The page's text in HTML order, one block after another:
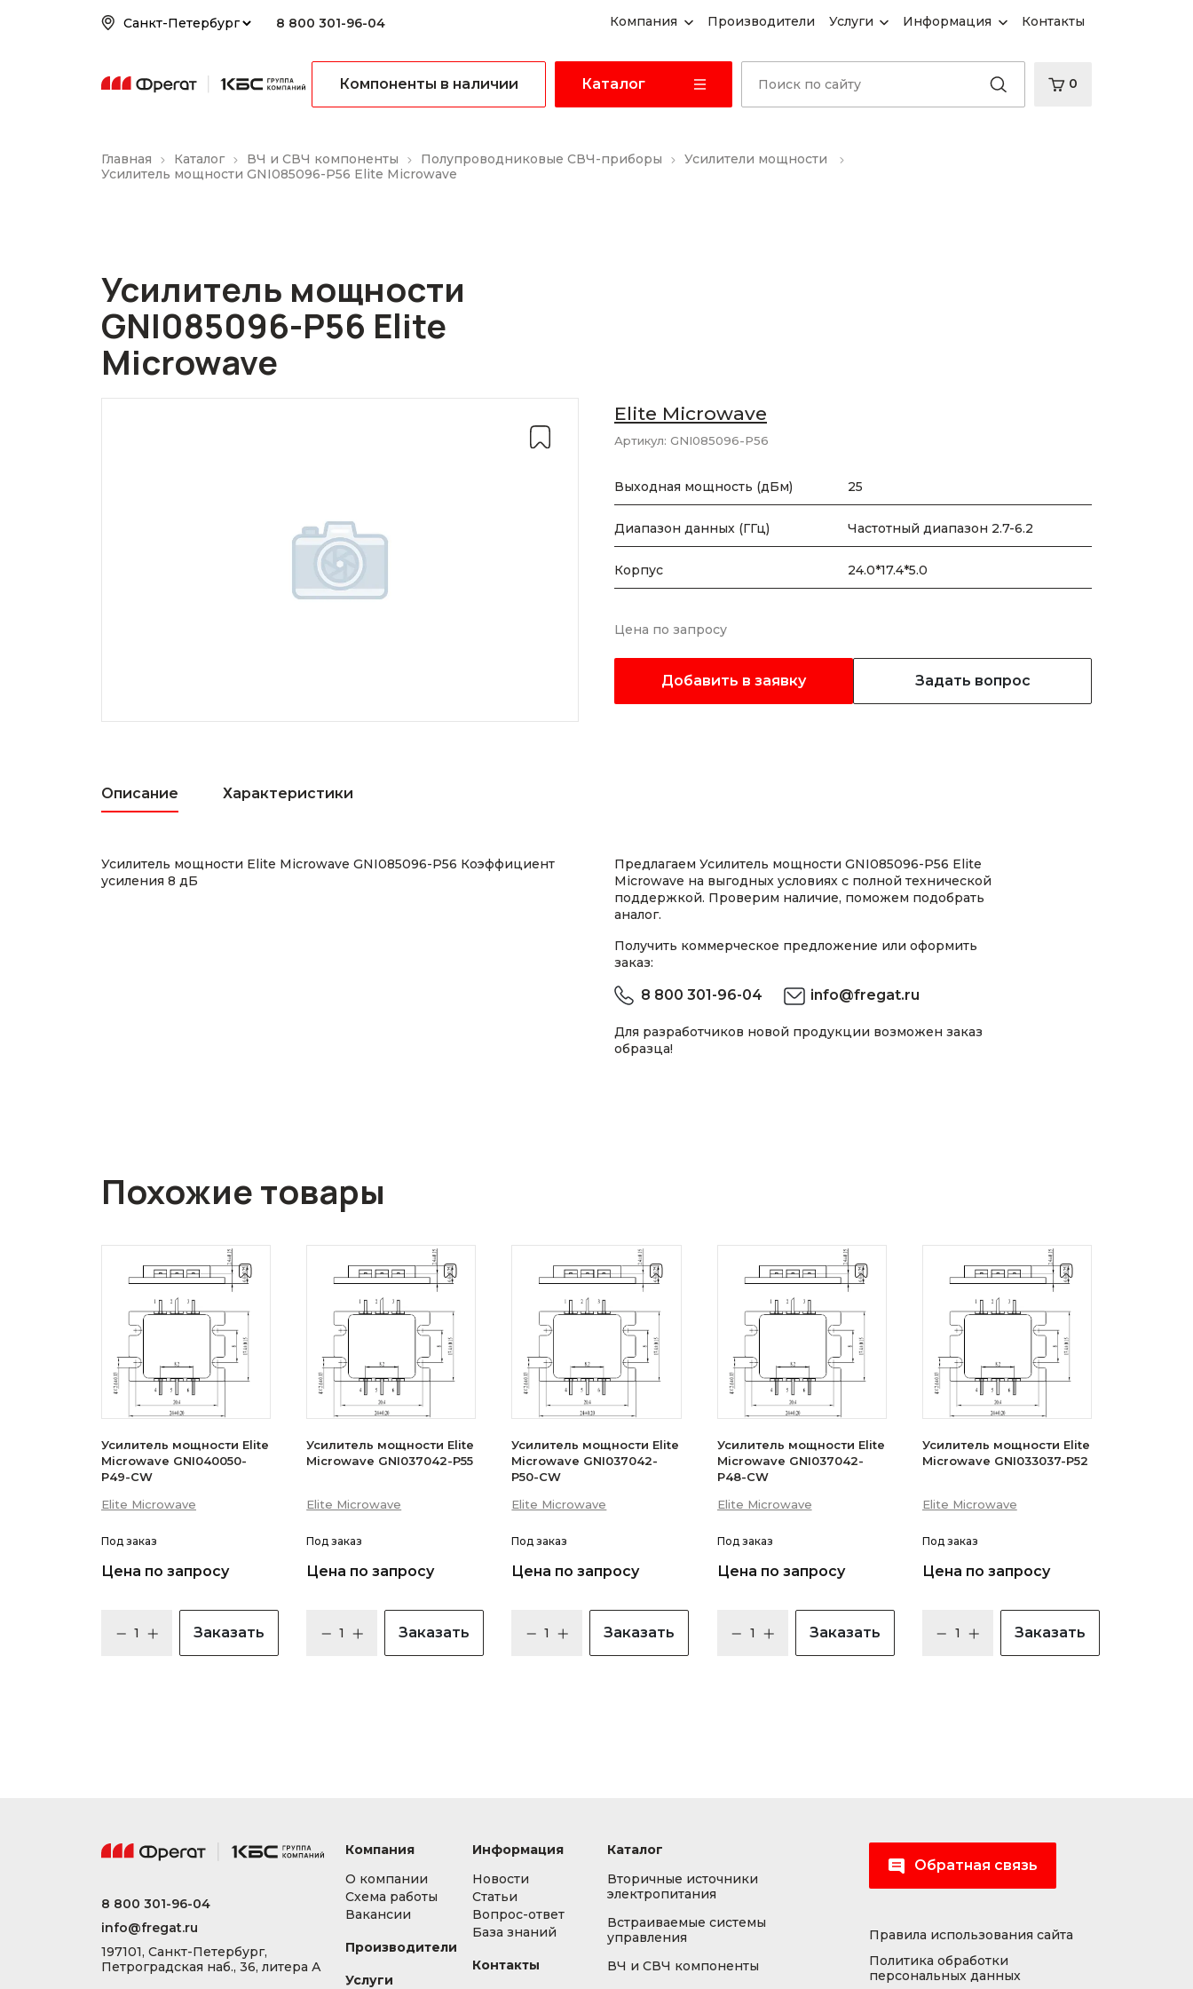
8 800 301-96-04 Компания Производители Услуги Информация Контакты
Компоненты в наличии Каталог 0
Главная Каталог ВЧ и СВЧ компоненты Полупроводниковые СВЧ-приборы
Усилители мощности
Усилитель мощности GNI085096-P56 Elite Microwave
Усилитель мощности
GNI085096-P56 Elite
Microwave
Elite Microwave
Артикул: GNI085096-P56
Выходная мощность (дБм) 25
Диапазон данных (ГГц) Частотный диапазон 2.7-6.2
Корпус 24.0*17.4*5.0
Цена по запросу
Добавить в заявку Задать вопрос
Описание Характеристики
Усилитель мощности Elite Microwave GNI085096-P56 Коэффициент
усиления 8 дБ
Предлагаем Усилитель мощности GNI085096-P56 Elite
Microwave на выгодных условиях с полной технической
поддержкой. Проверим наличие, поможем подобрать
аналог.
Получить коммерческое предложение или оформить
заказ:
8 800 301-96-04 info@fregat.ru
Для разработчиков новой продукции возможен заказ
образца!
Похожие товары
Усилитель мощности Elite
Microwave GNI040050-
P49-CW
Elite Microwave
Под заказ
Цена по запросу
Заказать
Усилитель мощности Elite
Microwave GNI037042-P55
Elite Microwave
Под заказ
Цена по запросу
Заказать
Усилитель мощности Elite
Microwave GNI037042-
P50-CW
Elite Microwave
Под заказ
Цена по запросу
Заказать
Усилитель мощности Elite
Microwave GNI037042-
P48-CW
Elite Microwave
Под заказ
Цена по запросу
Заказать
Усилитель мощности Elite
Microwave GNI033037-P52
Elite Microwave
Под заказ
Цена по запросу
Заказать
8 800 301-96-04
info@fregat.ru
197101, Санкт-Петербург,
Петроградская наб., 36, литера А
Компания
О компании
Схема работы
Вакансии
Производители
Услуги
Информация
Новости
Статьи
Вопрос-ответ
База знаний
Контакты
Каталог
Вторичные источники
электропитания
Встраиваемые системы
управления
ВЧ и СВЧ компоненты
Обратная связь
Правила использования сайта
Политика обработки
персональных данных